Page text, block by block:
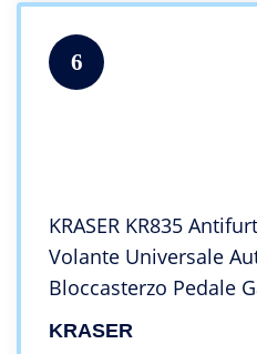
6
KRASER KR835
Volante Universale
Bloccasterzo Pedale
Sicurezza Veicolo
KRASER